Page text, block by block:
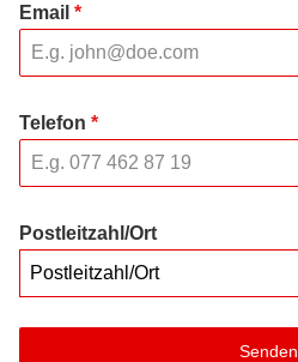
Email *
Telefon *
Postleitzahl/Ort
Postleitzahl/Ort
Senden